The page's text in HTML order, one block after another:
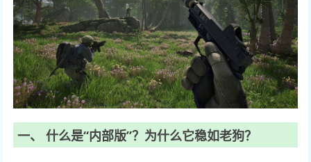
一、 什么是“内部版”？为什么它稳如老狗？